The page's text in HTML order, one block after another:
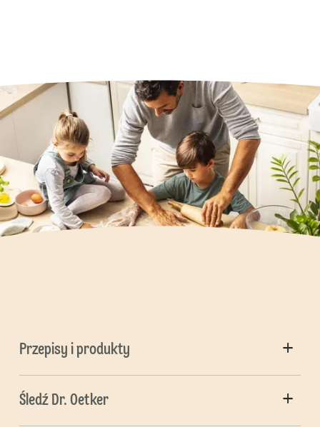
Przepisy i produkty
Śledź Dr. Oetker